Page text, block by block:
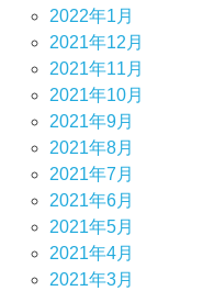
2022年1月
2021年12月
2021年11月
2021年10月
2021年9月
2021年8月
2021年7月
2021年6月
2021年5月
2021年4月
2021年3月